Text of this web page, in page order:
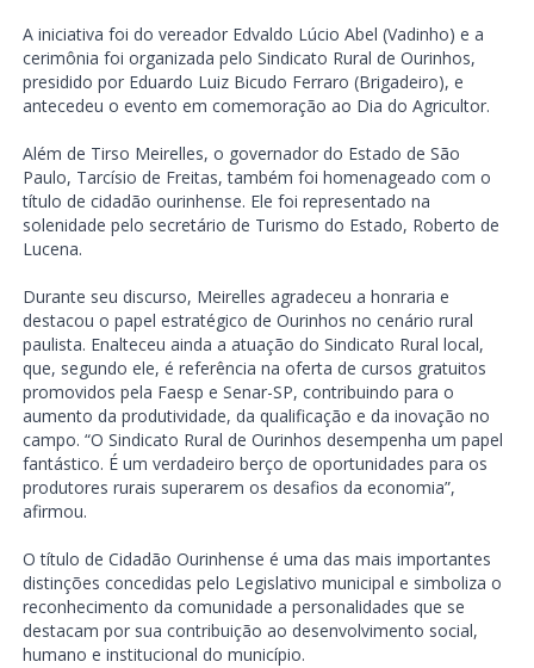
A iniciativa foi do vereador Edvaldo Lúcio Abel (Vadinho) e a
cerimônia foi organizada pelo Sindicato Rural de Ourinhos,
presidido por Eduardo Luiz Bicudo Ferraro (Brigadeiro), e
antecedeu o evento em comemoração ao Dia do Agricultor.
Além de Tirso Meirelles, o governador do Estado de São
Paulo, Tarcísio de Freitas, também foi homenageado com o
título de cidadão ourinhense. Ele foi representado na
solenidade pelo secretário de Turismo do Estado, Roberto de
Lucena.
Durante seu discurso, Meirelles agradeceu a honraria e
destacou o papel estratégico de Ourinhos no cenário rural
paulista. Enalteceu ainda a atuação do Sindicato Rural local,
que, segundo ele, é referência na oferta de cursos gratuitos
promovidos pela Faesp e Senar-SP, contribuindo para o
aumento da produtividade, da qualificação e da inovação no
campo. “O Sindicato Rural de Ourinhos desempenha um papel
fantástico. É um verdadeiro berço de oportunidades para os
produtores rurais superarem os desafios da economia”,
afirmou.
O título de Cidadão Ourinhense é uma das mais importantes
distinções concedidas pelo Legislativo municipal e simboliza o
reconhecimento da comunidade a personalidades que se
destacam por sua contribuição ao desenvolvimento social,
humano e institucional do município.